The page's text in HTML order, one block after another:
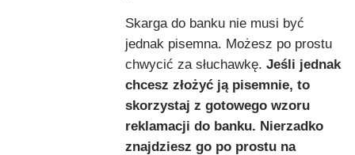
Skarga do banku nie musi być
jednak pisemna. Możesz po prostu
chwycić za słuchawkę. Jeśli jednak
chcesz złożyć ją pisemnie, to
skorzystaj z gotowego wzoru
reklamacji do banku. Nierzadko
znajdziesz go po prostu na